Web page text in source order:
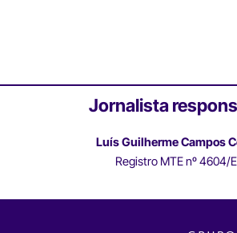
Jornalista
Luís Guilherme Campos
Registro MTE nº 4604/